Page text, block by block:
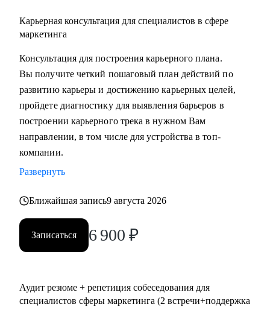
• Построить эффективную команду маркетинга,
оптимизировать процессы внутри отдела маркетинга и
собственниками.
Кому могу помочь:
• Всем, кто хочет сменить карьерный трек и перейти в
маркетинг или развиваться в консалтинге;
• Специалистам (Junior-Middle-Senior) и руководителям из:
копирайтинг, event-маркетинг, контент-маркетинг и пр.) и
- E-commerce;
• Директорам по направлениям: маркетинг, e-commerce,
развитие бизнеса;
• Руководителям бизнеса в построении отдела маркетинга.
Карьерная консультация для специалистов в сфере
маркетинга
Консультация для построения карьерного плана.
Вы получите четкий пошаговый план действий по
развитию карьеры и достижению карьерных целей,
пройдете диагностику для выявления барьеров в
построении карьерного трека в нужном Вам
направлении, в том числе для устройства в топ-
компании.
Развернуть
Ближайшая запись9 августа 2026
Записаться 6 900 ₽
Аудит резюме + репетиция собеседования для
специалистов сферы маркетинга (2 встречи+поддержка